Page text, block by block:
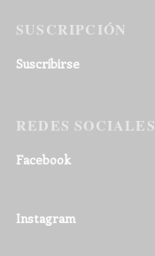
SUSCRIPCIÓN
Suscribirse
REDES SOCIALES
Facebook
Instagram